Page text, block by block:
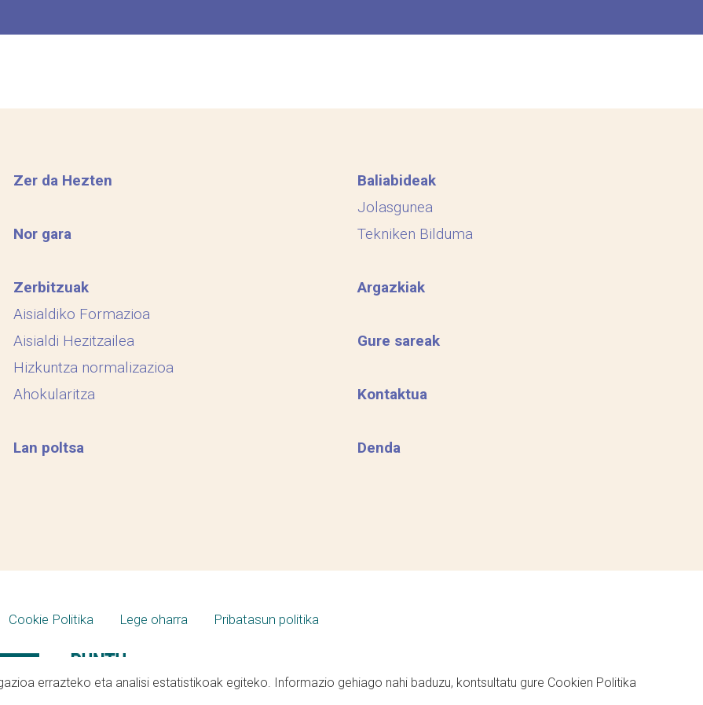
Zer da Hezten
Nor gara
Zerbitzuak
Aisialdiko Formazioa
Aisialdi Hezitzailea
Hizkuntza normalizazioa
Ahokularitza
Lan poltsa
Baliabideak
Jolasgunea
Tekniken Bilduma
Argazkiak
Gure sareak
Kontaktua
Denda
Cookie Politika Lege oharra Pribatasun politika
errazteko eta analisi estatistikoak egiteko. Informazio gehiago nahi baduzu, kontsultatu gure Cookien Politika